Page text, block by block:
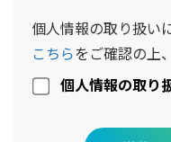
個人情報の取り扱い
こちらをご確認の上
個人情報の取り